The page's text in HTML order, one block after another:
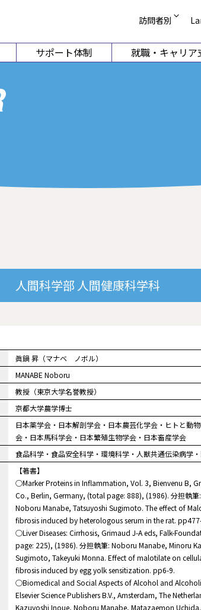
サポート体制 就職・キャリア
訪問者別
受験生の方
在学生・保護
English
简体中文
人間科学部 人間健康科学科
眞鍋 昇（マナベ ノボル）
MANABE Noboru
教授（東京大学名誉教授）
京都大学農学博士
日本薬学会・日本解剖学会・日本農芸化学会・ヒトと動
会・日本馬科学会・日本繁殖生物学会・日本畜産学会
食品科学・食品安全科学・環境科学・人獣共通伝染病学
【著書】
○Marker Proteins in Inflammation, Vol. 3, Bienvenu B,
Co., Berlin, Germany, (total page: 888), (1986). 分担執
Noboru Manabe, Tatsuyoshi Sugimoto. The effect of
fibrosis induced by heterologous serum in the rat.
○Liver Diseases: Cirrhosis, Grimaud J-A eds, Falk-
page: 225), (1986). 分担執筆: Noboru Manabe, Minoru
Sugimoto, Takeyuki Monna. Effect of malotilate on
fibrosis induced by egg yolk sensitization. pp6-9.
○Biomedical and Social Aspects of Alcohol and
Elsevier Science Publishers B.V., Amsterdam, The
Kazuyoshi Inoue, Noboru Manabe, Matazaemon